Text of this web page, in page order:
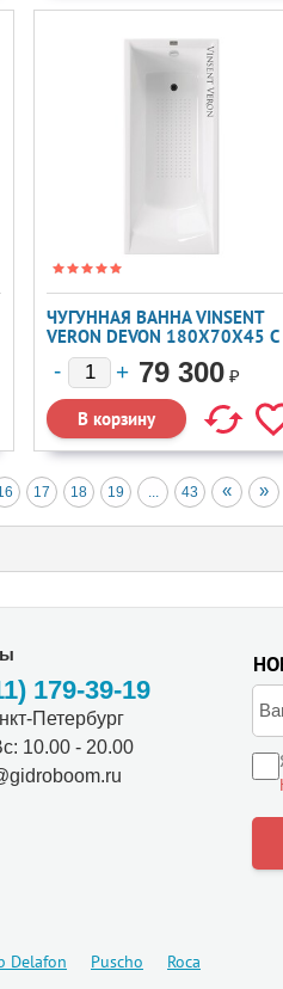
ЧУГУННАЯ ВАННА VINSENT
VERON DEVON 180X70X45 С
А/П
79 300 ₽
17 18 19 ... 43 « »
179-39-19
Петербург
10.00 - 20.00
Delafon Puscho Roca